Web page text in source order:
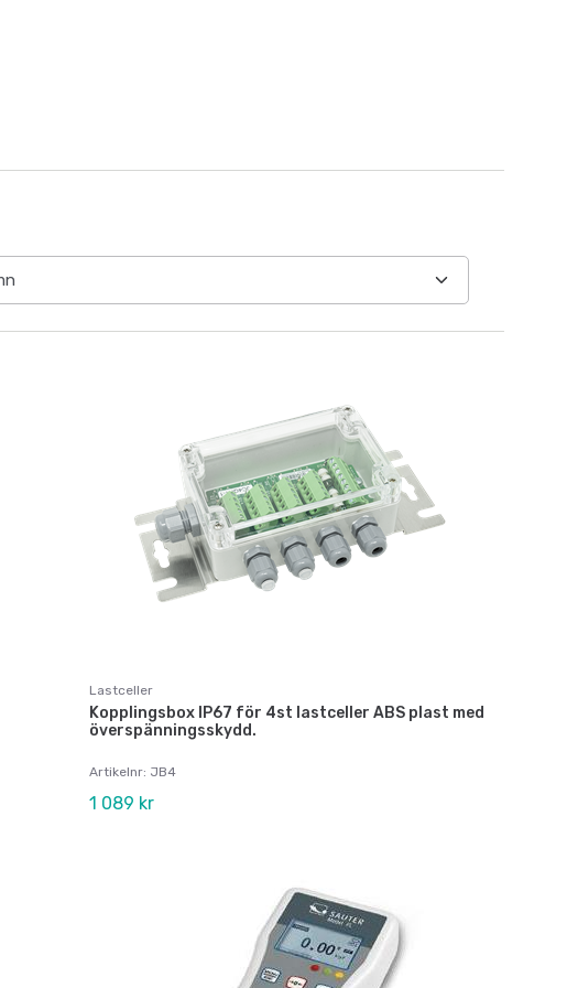
Lastceller
Kopplingsbox IP67 för 4st lastceller ABS plast med
överspänningsskydd.
Artikelnr: JB4
1 089 kr